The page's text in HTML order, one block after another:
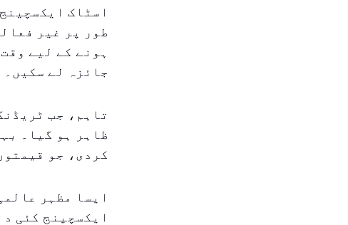
اسٹاک
طور پر غیر
ہونے کے لیے
جائزہ لے سکیں۔
تاہم، جب
ظاہر ہو گیا۔
کردی، جو
ایسا مظہر
ایکسچینج کئی